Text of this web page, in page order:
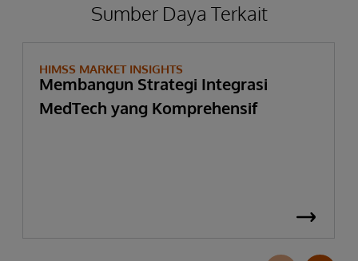
Sumber Daya Terkait
HIMSS MARKET INSIGHTS
Membangun Strategi Integrasi
MedTech yang Komprehensif